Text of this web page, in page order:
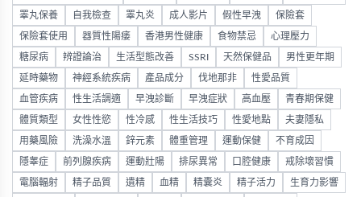
睪丸保養 自我檢查 睪丸炎 成人影片 假性早洩 保險套
保險套使用 器質性陽痿 香港男性健康 食物禁忌 心理壓力
糖尿病 辨證論治 生活型態改善 SSRI 天然保健品 男性更年期
延時藥物 神經系統疾病 產品成分 伐地那非 性愛品質
血管疾病 性生活調適 早洩診斷 早洩症狀 高血壓 青春期保健
體質類型 女性性慾 性冷感 性生活技巧 性愛地點 夫妻隱私
用藥風險 洗澡水溫 鋅元素 體重管理 運動保健 不育成因
隱睾症 前列腺疾病 運動壯陽 排尿異常 口腔健康 戒除壞習慣
電腦輻射 精子品質 遺精 血精 精囊炎 精子活力 生育力影響